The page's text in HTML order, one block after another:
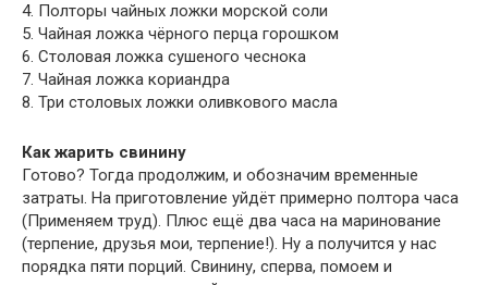
4. Полторы чайных ложки морской соли
5. Чайная ложка чёрного перца горошком
6. Столовая ложка сушеного чеснока
7. Чайная ложка кориандра
8. Три столовых ложки оливкового масла
Как жарить свинину
Готово? Тогда продолжим, и обозначим временные
затраты. На приготовление уйдёт примерно полтора часа
(Применяем труд). Плюс ещё два часа на маринование
(терпение, друзья мои, терпение!). Ну а получится у нас
порядка пяти порций. Свинину, сперва, помоем и